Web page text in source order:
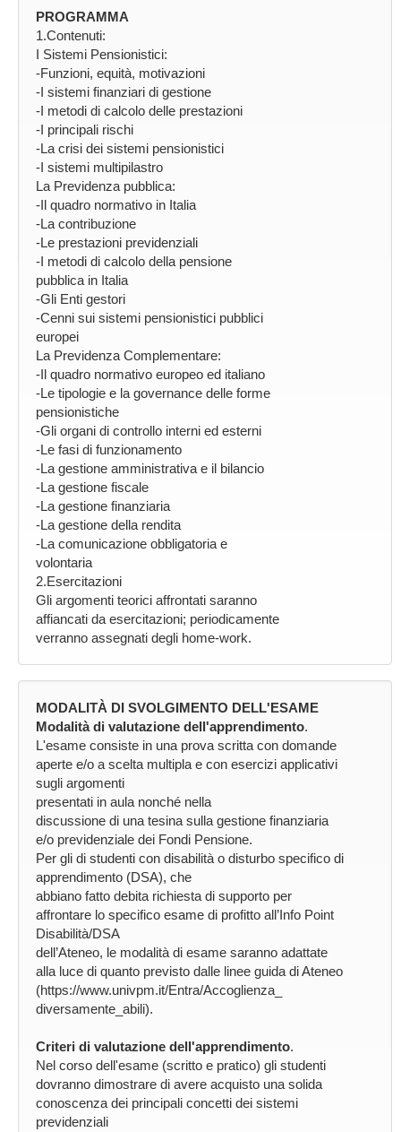
PROGRAMMA
1.Contenuti:
I Sistemi Pensionistici:
-Funzioni, equità, motivazioni
-I sistemi finanziari di gestione
-I metodi di calcolo delle prestazioni
-I principali rischi
-La crisi dei sistemi pensionistici
-I sistemi multipilastro
La Previdenza pubblica:
-Il quadro normativo in Italia
-La contribuzione
-Le prestazioni previdenziali
-I metodi di calcolo della pensione
pubblica in Italia
-Gli Enti gestori
-Cenni sui sistemi pensionistici pubblici
europei
La Previdenza Complementare:
-Il quadro normativo europeo ed italiano
-Le tipologie e la governance delle forme
pensionistiche
-Gli organi di controllo interni ed esterni
-Le fasi di funzionamento
-La gestione amministrativa e il bilancio
-La gestione fiscale
-La gestione finanziaria
-La gestione della rendita
-La comunicazione obbligatoria e
volontaria
2.Esercitazioni
Gli argomenti teorici affrontati saranno
affiancati da esercitazioni; periodicamente
verranno assegnati degli home-work.
MODALITÀ DI SVOLGIMENTO DELL'ESAME
Modalità di valutazione dell'apprendimento.
L'esame consiste in una prova scritta con domande
aperte e/o a scelta multipla e con esercizi applicativi
sugli argomenti
presentati in aula nonché nella
discussione di una tesina sulla gestione finanziaria
e/o previdenziale dei Fondi Pensione.
Per gli di studenti con disabilità o disturbo specifico di
apprendimento (DSA), che
abbiano fatto debita richiesta di supporto per
affrontare lo specifico esame di profitto all’Info Point
Disabilità/DSA
dell’Ateneo, le modalità di esame saranno adattate
alla luce di quanto previsto dalle linee guida di Ateneo
(https://www.univpm.it/Entra/Accoglienza_
diversamente_abili).
Criteri di valutazione dell'apprendimento.
Nel corso dell'esame (scritto e pratico) gli studenti
dovranno dimostrare di avere acquisto una solida
conoscenza dei principali concetti dei sistemi
previdenziali